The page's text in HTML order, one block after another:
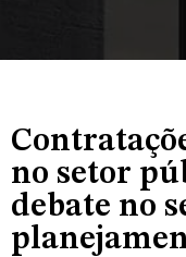
no setor
debate no